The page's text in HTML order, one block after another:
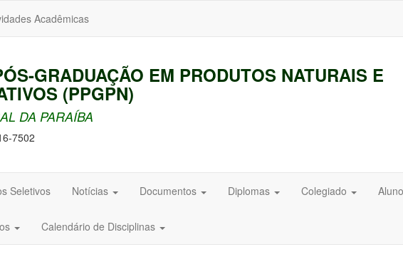
Acadêmicas
GRADUAÇÃO EM PRODUTOS NATURAIS E
(PPGPN)
DA PARAÍBA
7502
Seletivos Notícias Documentos Diplomas Colegiado
Calendário de Disciplinas